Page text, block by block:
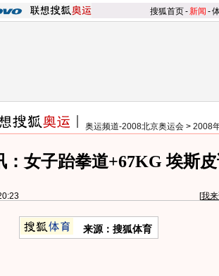
搜狐首页-新闻 -
奥运频道-2008北京奥运会 > 2008
：女子跆拳道+67KG 埃斯
[我
来源：搜狐体育